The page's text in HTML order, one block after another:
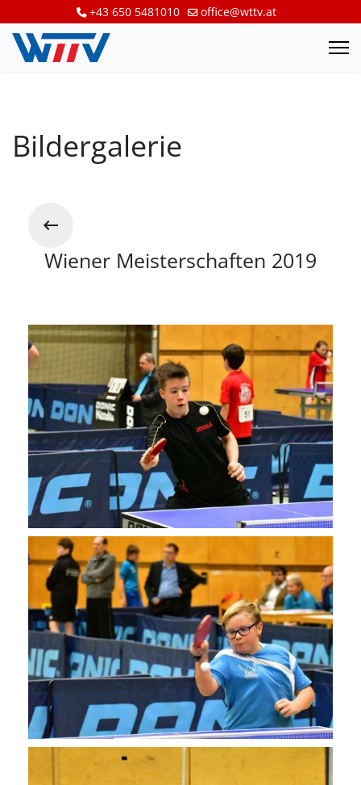
+43 650 5481010 office@wttv.at
Bildergalerie
Wiener Meisterschaften 2019